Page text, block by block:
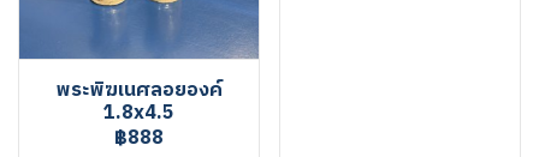
พระพิฆเนศลอยองค์
1.8x4.5
฿888